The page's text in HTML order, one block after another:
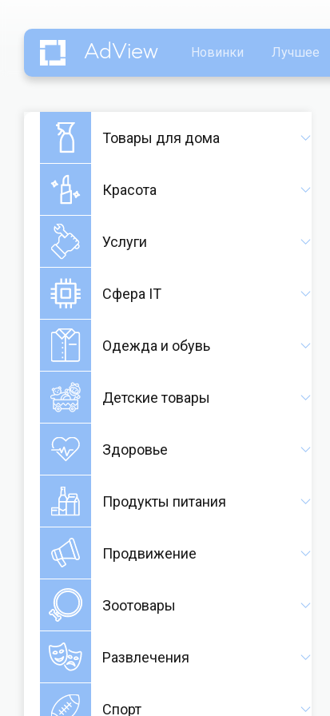
AdView Новинки Лучшее
Товары для дома
Красота
Услуги
Сфера IT
Одежда и обувь
Детские товары
Здоровье
Продукты питания
Продвижение
Зоотовары
Развлечения
Спорт